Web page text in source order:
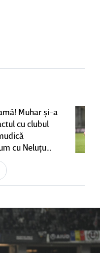
Muhar şi-a
cu clubul
cu Neluţu
are o
banca tehnică